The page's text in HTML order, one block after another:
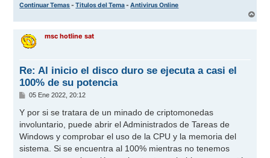
Continuar Temas-Titulos del Tema-Antivirus Online
r
msc hotline sat
Re: Al inicio el disco duro se ejecuta a casi el
100% de su potencia
M
n
s
a
j
e
05 Ene 2022, 20:12
Y por si se tratara de un minado de criptomonedas
involuntario, puede abrir el Administrados de Tareas de
Windows y comprobar el uso de la CPU y la memoria del
sistema. Si se encuentra al 100% mientras no tenemos